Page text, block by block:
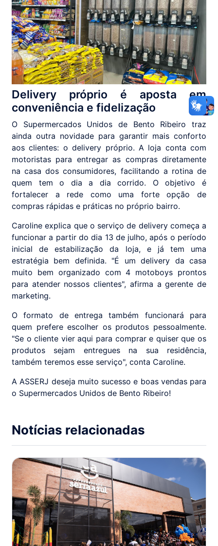
Delivery próprio é aposta em
conveniência e fidelização
O Supermercados Unidos de Bento Ribeiro traz
ainda outra novidade para garantir mais conforto
aos clientes: o delivery próprio. A loja conta com
motoristas para entregar as compras diretamente
na casa dos consumidores, facilitando a rotina de
quem tem o dia a dia corrido. O objetivo é
fortalecer a rede como uma forte opção de
compras rápidas e práticas no próprio bairro.
Caroline explica que o serviço de delivery começa a
funcionar a partir do dia 13 de julho, após o período
inicial de estabilização da loja, e já tem uma
estratégia bem definida. "É um delivery da casa
muito bem organizado com 4 motoboys prontos
para atender nossos clientes", afirma a gerente de
marketing.
O formato de entrega também funcionará para
quem prefere escolher os produtos pessoalmente.
"Se o cliente vier aqui para comprar e quiser que os
produtos sejam entregues na sua residência,
também teremos esse serviço", conta Caroline.
A ASSERJ deseja muito sucesso e boas vendas para
o Supermercados Unidos de Bento Ribeiro!
Notícias relacionadas